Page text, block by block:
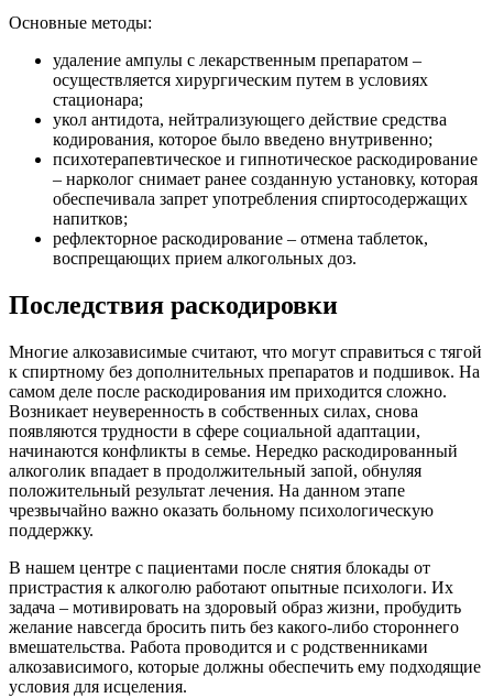
Основные методы:
удаление ампулы с лекарственным препаратом –
осуществляется хирургическим путем в условиях
стационара;
укол антидота, нейтрализующего действие средства
кодирования, которое было введено внутривенно;
психотерапевтическое и гипнотическое раскодирование
– нарколог снимает ранее созданную установку, которая
обеспечивала запрет употребления спиртосодержащих
напитков;
рефлекторное раскодирование – отмена таблеток,
воспрещающих прием алкогольных доз.
Последствия раскодировки
Многие алкозависимые считают, что могут справиться с тягой
к спиртному без дополнительных препаратов и подшивок. На
самом деле после раскодирования им приходится сложно.
Возникает неуверенность в собственных силах, снова
появляются трудности в сфере социальной адаптации,
начинаются конфликты в семье. Нередко раскодированный
алкоголик впадает в продолжительный запой, обнуляя
положительный результат лечения. На данном этапе
чрезвычайно важно оказать больному психологическую
поддержку.
В нашем центре с пациентами после снятия блокады от
пристрастия к алкоголю работают опытные психологи. Их
задача – мотивировать на здоровый образ жизни, пробудить
желание навсегда бросить пить без какого-либо стороннего
вмешательства. Работа проводится и с родственниками
алкозависимого, которые должны обеспечить ему подходящие
условия для исцеления.